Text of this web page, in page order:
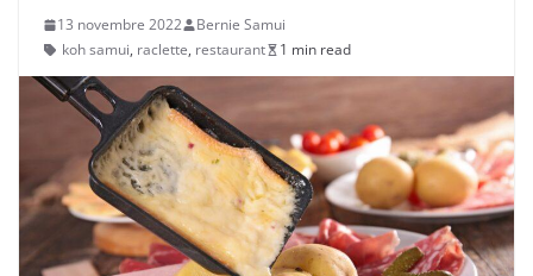
13 novembre 2022
Bernie Samui
koh samui, raclette, restaurant 1 min read